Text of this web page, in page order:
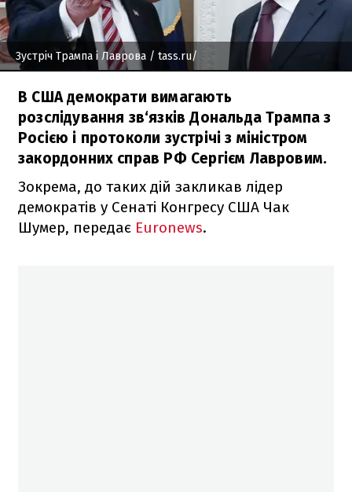
Зустріч Трампа і Лаврова / tass.ru/
В США демократи вимагають
розслідування зв‘язків Дональда Трампа з
Росією і протоколи зустрічі з міністром
закордонних справ РФ Сергієм Лавровим.
Зокрема, до таких дій закликав лідер
демократів у Сенаті Конгресу США Чак
Шумер, передає Euronews.